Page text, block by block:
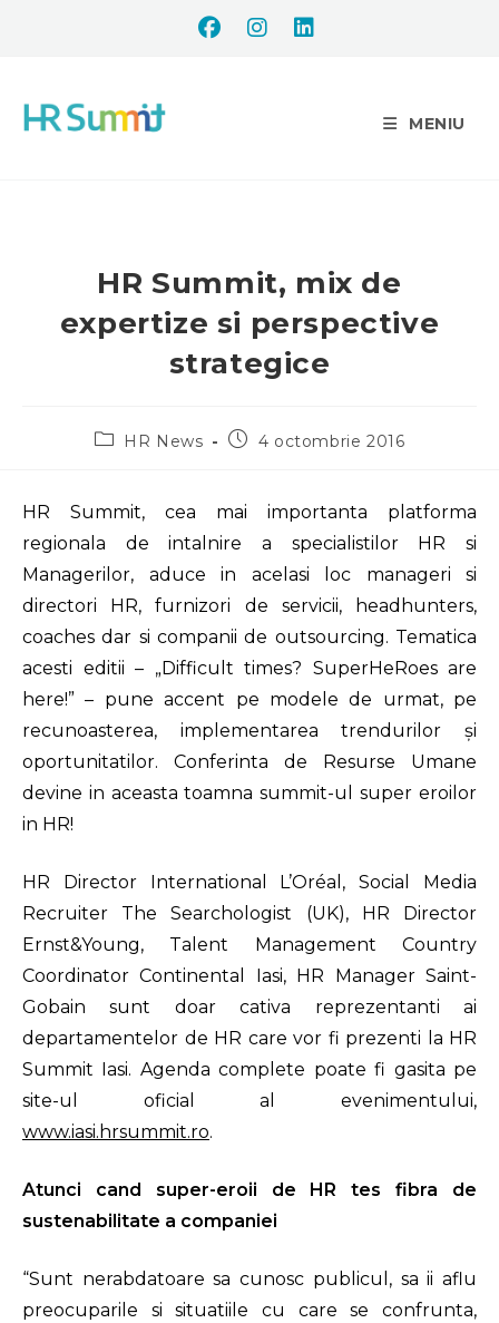
MENIU
HR Summit, mix de
expertize si perspective
strategice
HR News 4 octombrie 2016
HR Summit, cea mai importanta platforma
regionala de intalnire a specialistilor HR si
Managerilor, aduce in acelasi loc manageri si
directori HR, furnizori de servicii, headhunters,
coaches dar si companii de outsourcing. Tematica
acesti editii – „Difficult times? SuperHeRoes are
here!” – pune accent pe modele de urmat, pe
recunoasterea, implementarea trendurilor și
oportunitatilor. Conferinta de Resurse Umane
devine in aceasta toamna summit-ul super eroilor
in HR!
HR Director International L’Oréal, Social Media
Recruiter The Searchologist (UK), HR Director
Ernst&Young, Talent Management Country
Coordinator Continental Iasi, HR Manager Saint-
Gobain sunt doar cativa reprezentanti ai
departamentelor de HR care vor fi prezenti la HR
Summit Iasi. Agenda complete poate fi gasita pe
site-ul oficial al evenimentului,
www.iasi.hrsummit.ro.
Atunci cand super-eroii de HR tes fibra de
sustenabilitate a companiei
“Sunt nerabdatoare sa cunosc publicul, sa ii aflu
preocuparile si situatiile cu care se confrunta,